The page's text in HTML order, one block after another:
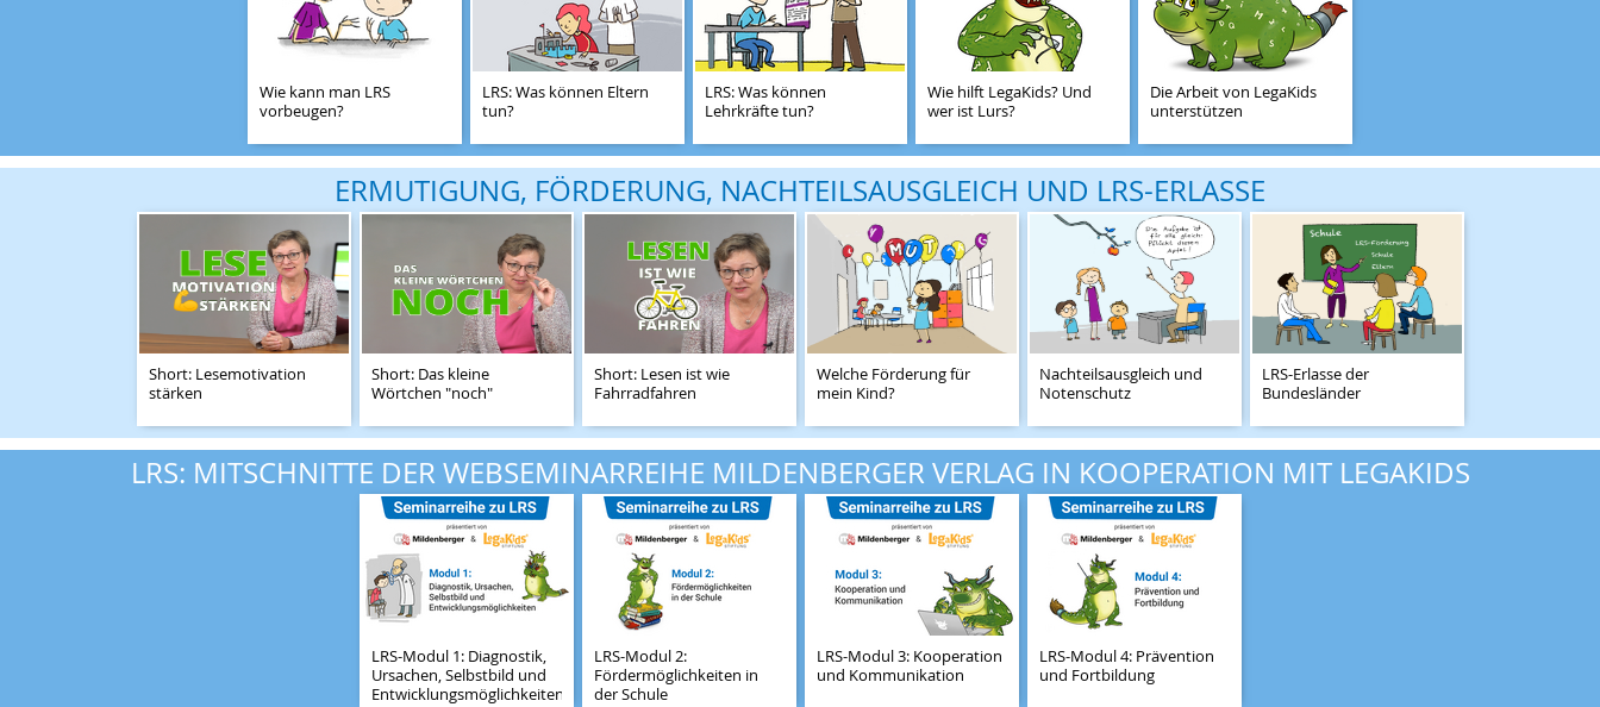
Wie kann man LRS
vorbeugen?
LRS: Was können Eltern
tun?
LRS: Was können
Lehrkräfte tun?
Wie hilft LegaKids? Und
wer ist Lurs?
Die Arbeit von LegaKids
unterstützen
ERMUTIGUNG, FÖRDERUNG, NACHTEILSAUSGLEICH UND LRS-ERLASSE
Short: Lesemotivation
stärken
Short: Das kleine
Wörtchen "noch"
Short: Lesen ist wie
Fahrradfahren
Welche Förderung für
mein Kind?
Nachteilsausgleich und
Notenschutz
LRS-Erlasse der
Bundesländer
LRS: MITSCHNITTE DER WEBSEMINARREIHE MILDENBERGER VERLAG IN KOOPERATION MIT LEGAKIDS
LRS-Modul 1: Diagnostik,
Ursachen, Selbstbild und
Entwicklungsmöglichkeiten
LRS-Modul 2:
Fördermöglichkeiten in
der Schule
LRS-Modul 3: Kooperation
und Kommunikation
LRS-Modul 4: Prävention
und Fortbildung